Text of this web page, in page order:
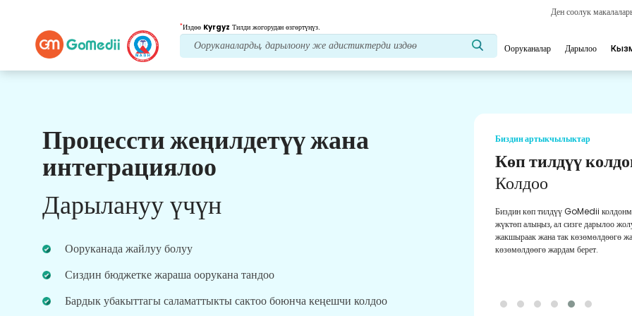
Ден соолук
*Издөө Kyrgyz Тилди жогорудан өзгөртүңүз.
Ооруканалар Дарылоо
Процессти жеңилдетүү жана
интеграциялоо
Дарылануу үчүн
Ооруканада жайлуу болуу
Сиздин бюджетке жараша оорукана тандоо
Бардык убакыттагы саламаттыкты сактоо боюнча кеңешчи колдоо
Биздин артыкчылыктар
Онлайн видео
Консультациялар
Ден соолукту сактоо тажрыйбасын жакшыртуу
онлайн консультация.
Биздин артыкчылыктар
Көп тилдүү
Колдоо
Биздин көп тилдүү GoMedii
жүктөп алыңыз, ал сизге дарылоо
жакшыраак жана так көзөмөлдөөгө
көзөмөлдөөгө жардам берет.